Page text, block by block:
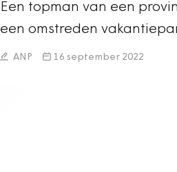
Een topman van een
een omstreden
ANP 16 september 2022